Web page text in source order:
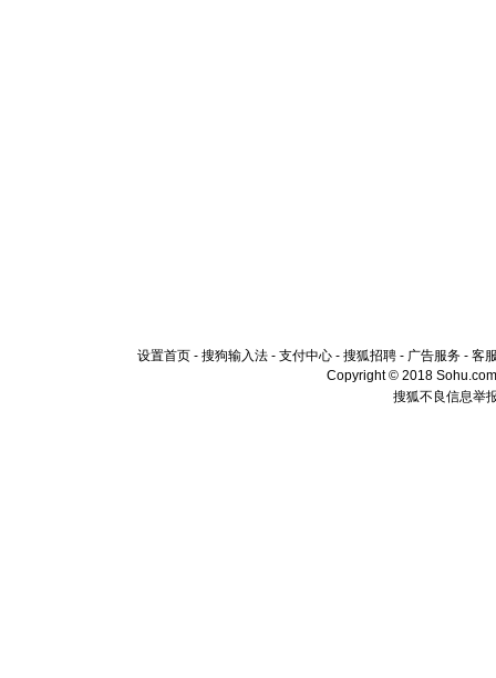
设置首页 - 搜狗输入法 - 支付中心 - 搜狐招聘 - 广告服务 - 客
Copyright © 2018
搜狐不良信息举